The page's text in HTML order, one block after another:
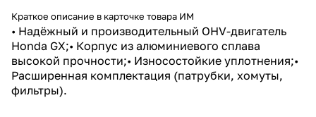
Краткое описание в карточке товара ИМ
• Надёжный и производительный OHV-двигатель
Honda GX;• Корпус из алюминиевого сплава
высокой прочности;• Износостойкие уплотнения;•
Расширенная комплектация (патрубки, хомуты,
фильтры).